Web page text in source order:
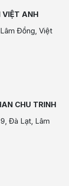
VIỆT ANH
Đồng, Việt
CHU TRINH
Đà Lạt, Lâm